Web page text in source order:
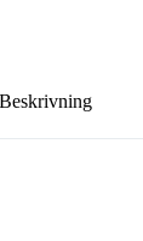
Beskrivning